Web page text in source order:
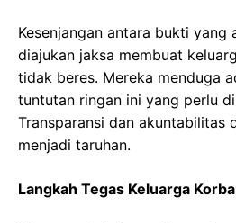
Kesenjangan antara bukti yang
diajukan jaksa membuat
tidak beres. Mereka menduga
tuntutan ringan ini yang perlu
Transparansi dan akuntabilitas
menjadi taruhan.
Langkah Tegas Keluarga